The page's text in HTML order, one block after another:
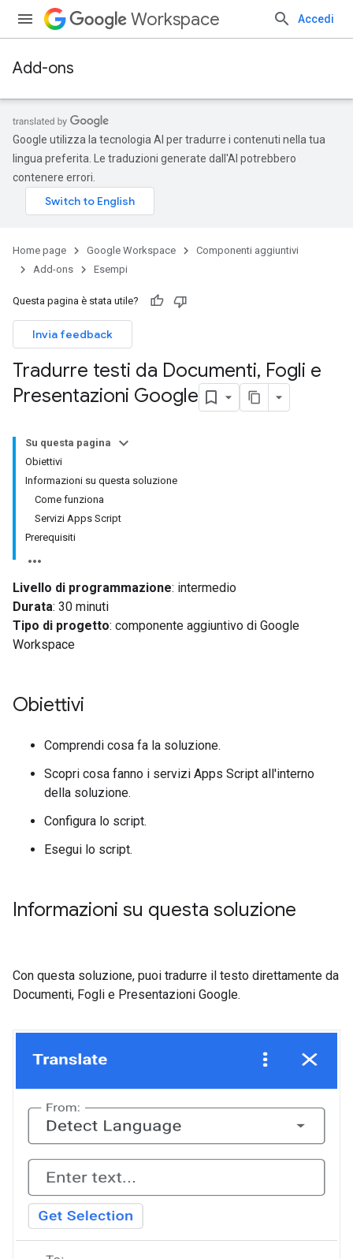
Workspace Accedi
Add-ons
Google utilizza la tecnologia AI per tradurre i contenuti nella tua
lingua preferita. Le traduzioni generate dall'AI potrebbero
contenere errori.
Home page Google Workspace
Componenti aggiuntivi
Add-ons
Esempi
Questa pagina è stata utile?
Invia feedback
Tradurre testi da Documenti, Fogli e
Presentazioni Google
Su questa pagina
Obiettivi
Informazioni su questa soluzione
Come funziona
Servizi Apps Script
Prerequisiti
Livello di programmazione: intermedio
Durata: 30 minuti
Tipo di progetto: componente aggiuntivo di Google
Workspace
Obiettivi
Comprendi cosa fa la soluzione.
Scopri cosa fanno i servizi Apps Script all'interno
della soluzione.
Configura lo script.
Esegui lo script.
Informazioni su questa soluzione
Con questa soluzione, puoi tradurre il testo direttamente da
Documenti, Fogli e Presentazioni Google.